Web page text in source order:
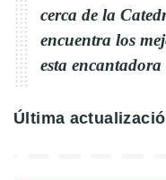
cerca de la
encuentra los
esta
Última